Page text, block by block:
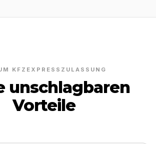
KFZEXPRESSZULASSUNG
unschlagbaren
Vorteile